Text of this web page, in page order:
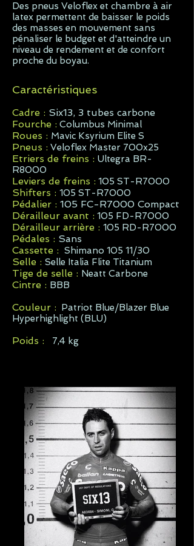
Des pneus Veloflex et chambre à air
latex permettent de baisser le poids
des masses en mouvement sans
pénaliser le budget et d'atteindre un
niveau de rendement et de confort
proche du boyau.
Caractéristiques
Cadre : Six13, 3 tubes carbone
Fourche : Columbus Minimal
Roues : Mavic Ksyrium Elite S
Pneus : Veloflex Master 700x25
Etriers de freins : Ultegra BR-
R8000
Leviers de freins : 105 ST-R7000
Shifters : 105 ST-R7000
Pédalier : 105 FC-R7000 Compact
Dérailleur avant : 105 FD-R7000
Dérailleur arrière : 105 RD-R7000
Pédales : Sans
Cassette : Shimano 105 11/30
Selle : Selle Italia Flite Titanium
Tige de selle : Neatt Carbone
Cintre : BBB
Couleur : Patriot Blue/Blazer Blue
Hyperhighlight (BLU)
Poids : 7,4 kg